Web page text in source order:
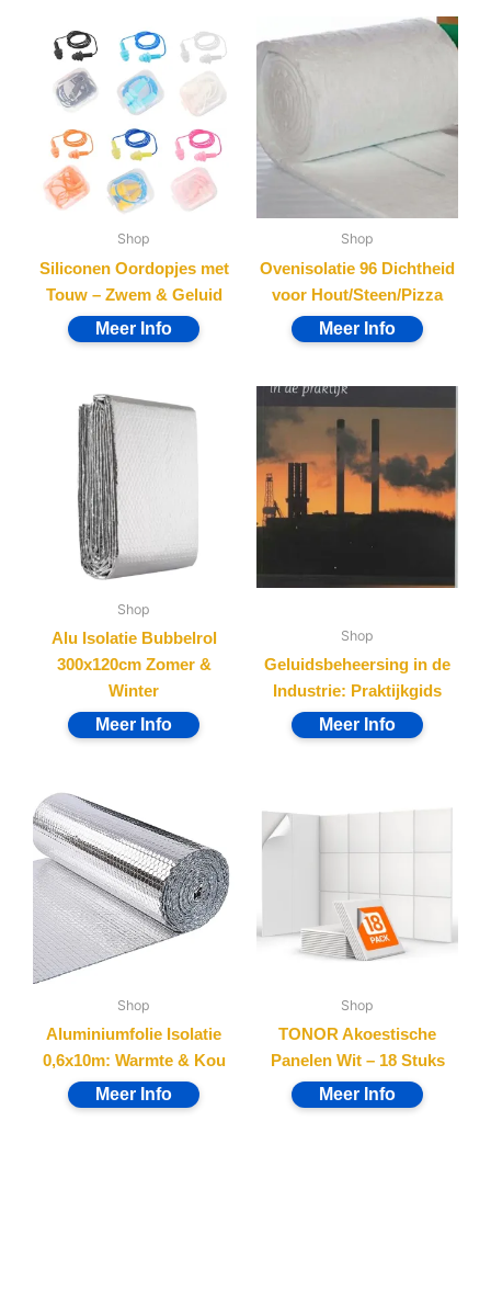
Shop
Siliconen Oordopjes met
Touw – Zwem & Geluid
Shop
Ovenisolatie 96 Dichtheid
voor Hout/Steen/Pizza
Shop
Alu Isolatie Bubbelrol
300x120cm Zomer &
Winter
Shop
Geluidsbeheersing in de
Industrie: Praktijkgids
Shop
Aluminiumfolie Isolatie
0,6x10m: Warmte & Kou
Shop
TONOR Akoestische
Panelen Wit – 18 Stuks